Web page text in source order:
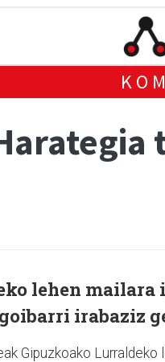
lehen mailara
irabaziz
Gipuzkoako